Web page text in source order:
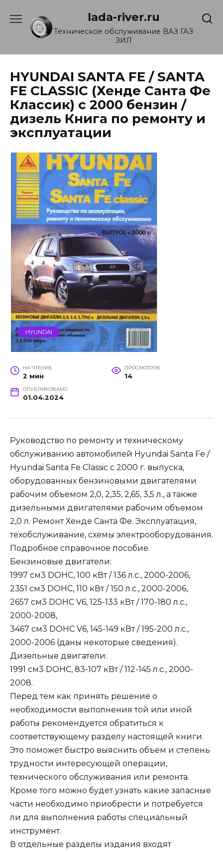
содержанию
lada-river.ru
Техническое обслуживание ВАЗ ГАЗ
ЗИЛ
HYUNDAI SANTA FE / SANTA
FE CLASSIC (Хенде Санта Фе
Классик) с 2000 бензин /
дизель Книга по ремонту и
эксплуатации
HYUNDAI
НА ЧТЕНИЕ
2 мин
ПРОСМОТРОВ
14
ОПУБЛИКОВАНО
01.04.2024
Руководство по ремонту и техническому
обслуживанию автомобилей Hyundai Santa Fe /
Hyundai Santa Fe Classic с 2000 г. выпуска,
оборудованных бензиновыми двигателями
рабочим объемом 2,0, 2,35, 2,65, 3,5 л., а также
дизельными двигателями рабочим объемом
2,0 л. Ремонт Хенде Санта Фе. Эксплуатация,
техобслуживание, схемы электрооборудования.
Подробное справочное пособие.
Бензиновые двигатели:
1997 см3 DOHC, 100 кВт / 136 л.с., 2000-2006,
2351 см3 DOHC, 110 кВт / 150 л.с., 2000-2006,
2657 см3 DOHC V6, 125-133 кВт / 170-180 л.с.,
2000-2008,
3467 см3 DOHC V6, 145-149 кВт / 195-200 л.с.,
2000-2006 (даны некоторые сведения).
Дизельные двигатели:
1991 см3 DOHC, 83-107 кВт / 112-145 л.с., 2000-
2008.
Перед тем как принять решение о
необходимости выполнения той или иной
работы рекомендуется обратиться к
соответствующему разделу настоящей книги.
Это поможет быстро выяснить объем и степень
трудности интересующей операции,
технического обслуживания или ремонта.
Кроме того можно будет узнать какие запасные
части необходимо приобрести и потребуется
ли для выполнения работы специальный
инструмент.
В отдельные разделы издания входят